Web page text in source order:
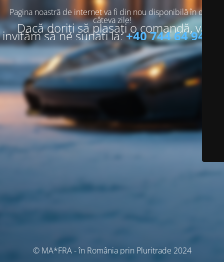
Pagina noastră de internet va fi din nou disponibilă în doar
câteva zile!
Dacă doriți să plasați o comandă, vă
invităm să ne sunați la:+40 744 64 94 13
© MA*FRA - în România prin Pluritrade 2024